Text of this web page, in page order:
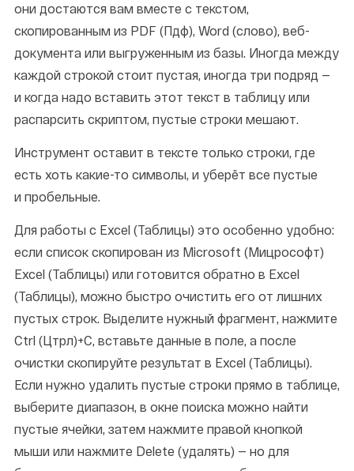
они достаются вам вместе с текстом,
скопированным из PDF (Пдф), Word (слово), веб-
документа или выгруженным из базы. Иногда между
каждой строкой стоит пустая, иногда три подряд —
и когда надо вставить этот текст в таблицу или
распарсить скриптом, пустые строки мешают.
Инструмент оставит в тексте только строки, где
есть хоть какие-то символы, и уберёт все пустые
и пробельные.
Для работы с Excel (Таблицы) это особенно удобно:
если список скопирован из Microsoft (Мицрософт)
Excel (Таблицы) или готовится обратно в Excel
(Таблицы), можно быстро очистить его от лишних
пустых строк. Выделите нужный фрагмент, нажмите
Ctrl (Цтрл)+C, вставьте данные в поле, а после
очистки скопируйте результат в Excel (Таблицы).
Если нужно удалить пустые строки прямо в таблице,
выберите диапазон, в окне поиска можно найти
пустые ячейки, затем нажмите правой кнопкой
мыши или нажмите Delete (удалять) — но для